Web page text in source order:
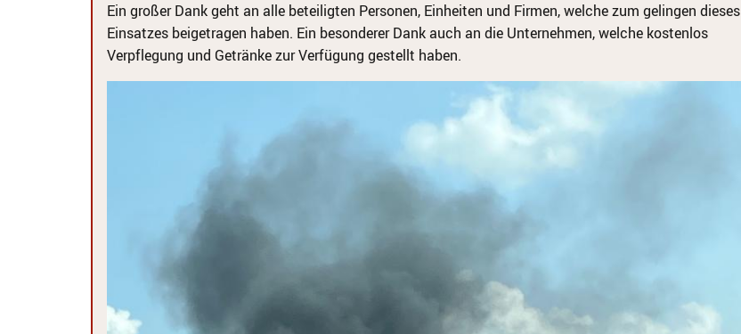
Ein großer Dank geht an alle beteiligten Personen, Einheiten und Firmen, welche zum gelingen dieses
Einsatzes beigetragen haben. Ein besonderer Dank auch an die Unternehmen, welche kostenlos
Verpflegung und Getränke zur Verfügung gestellt haben.